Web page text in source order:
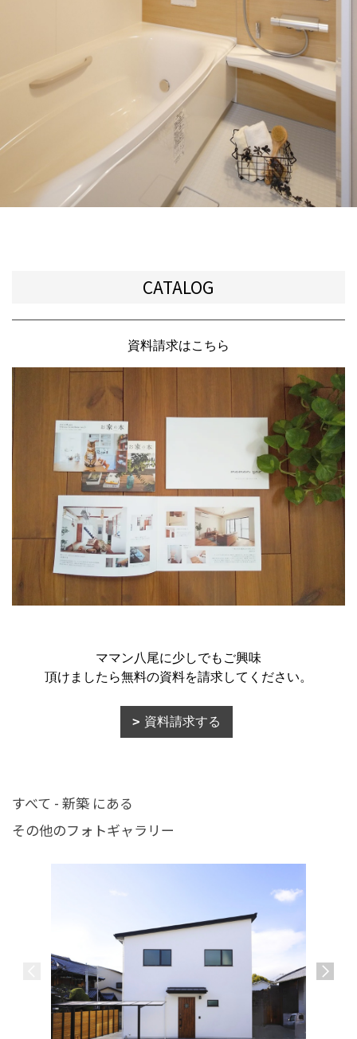
CATALOG
資料請求はこちら
ママン八尾に少しでもご興味
頂けましたら無料の資料を請求してください。
資料請求する
すべて - 新築 にある
その他のフォトギャラリー